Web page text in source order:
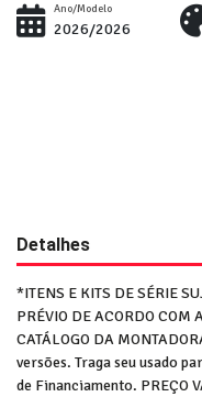
Ano/Modelo
2026/2026
Detalhes
*ITENS E KITS DE SÉRIE
PRÉVIO DE ACORDO COM
CATÁLOGO DA
versões. Traga seu usado
de Financiamento. PREÇO